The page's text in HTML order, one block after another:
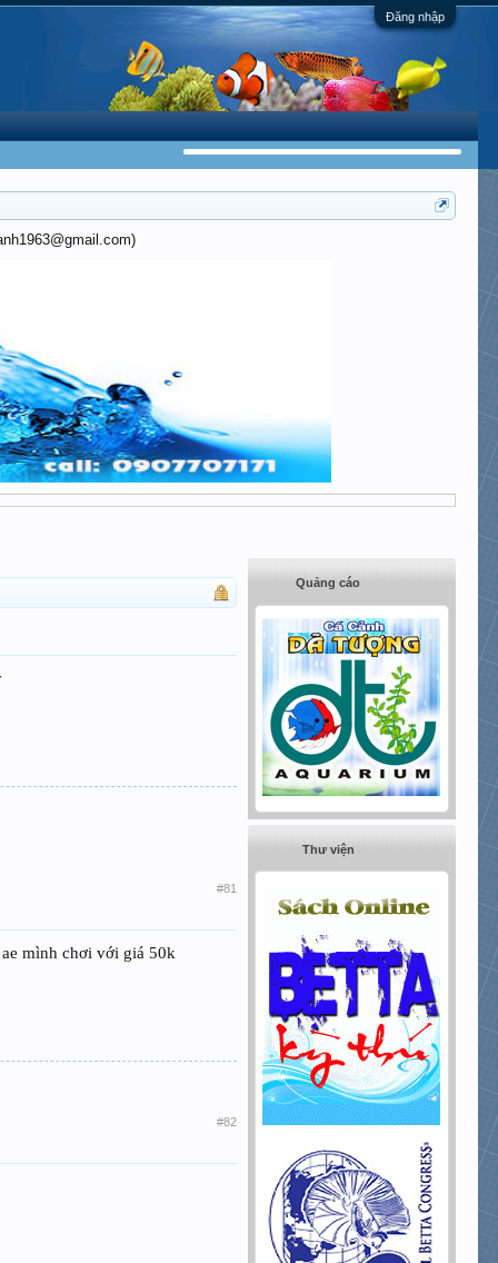
Đăng nhập
#81
mình chơi với giá 50k
#82
Quảng cáo
Thư viện